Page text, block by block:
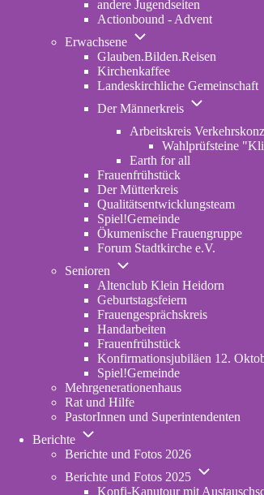
andere Jugendseiten
Actionbound - Advent
Erwachsene
Unternavigation
Erwachsene
Glauben.Bilden.Reisen
new
Kirchenkaffee
Landeskirchliche Gemeinschaft
Der Männerkreis
Unternavigation
Der
Männerkreis
Arbeitskreis
Wahlprüfsteine
Earth for all
Frauenfrühstück
Der Mütterkreis
Qualitätsentwicklungsteam
Spiel!Gemeinde
Ökumenische Frauengruppe
Forum Stadtkirche e.V.
tab)
Senioren
Unternavigation
Senioren
Altenclub Klein Heidorn
Geburtstagsfeiern
Frauengesprächskreis
Handarbeiten
Frauenfrühstück
Konfirmationsjubiläen 12.
Spiel!Gemeinde
Mehrgenerationenhaus
new
Rat und Hilfe
PastorInnen und Superintendenten
Berichte
Unternavigation
Berichte
Berichte und Fotos 2026
Berichte und Fotos 2025
Konfi-Kanutour mit